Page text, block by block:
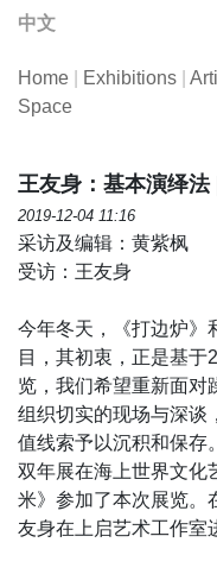
中文
Home Exhibitions
Space
王友身：基本演绎
2019-12-04 11:16
采访及编辑：黄紫枫
受访：王友身
今年冬天，《打边炉》
目，其初衷，正是基于
览，我们希望重新面对
组织切实的现场与深谈
值线索予以沉积和保存
双年展在海上世界文化
米》参加了本次展览。
友身在上启艺术工作室